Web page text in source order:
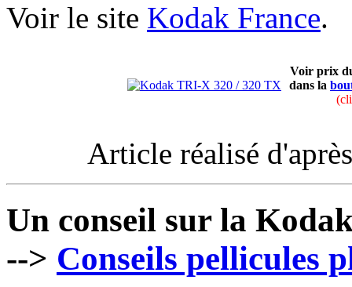
Voir le site Kodak France.
Voir prix
dans la
Article réalisé
Un conseil sur la
--> Conseils pellicules